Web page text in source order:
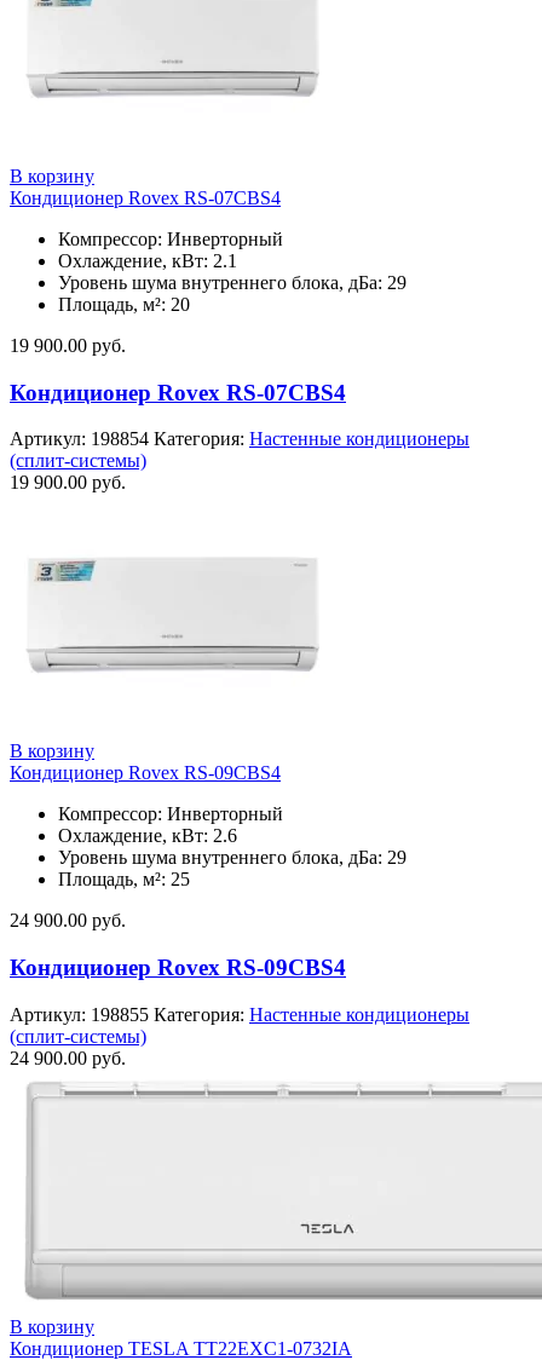
В корзину
Кондиционер Rovex RS-07CBS4
Компрессор: Инверторный
Охлаждение, кВт: 2.1
Уровень шума внутреннего блока, дБа: 29
Площадь, м²: 20
19 900.00 руб.
Кондиционер Rovex RS-07CBS4
Артикул: 198854 Категория: Настенные кондиционеры
(сплит-системы)
19 900.00 руб.
В корзину
Кондиционер Rovex RS-09CBS4
Компрессор: Инверторный
Охлаждение, кВт: 2.6
Уровень шума внутреннего блока, дБа: 29
Площадь, м²: 25
24 900.00 руб.
Кондиционер Rovex RS-09CBS4
Артикул: 198855 Категория: Настенные кондиционеры
(сплит-системы)
24 900.00 руб.
В корзину
Кондиционер TESLA TT22EXC1-0732IA